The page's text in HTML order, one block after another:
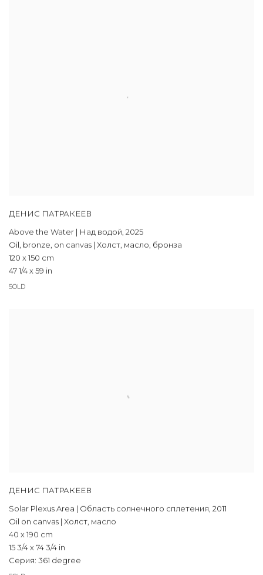
ДЕНИС ПАТРАКЕЕВ
Above the Water | Над водой, 2025
Oil, bronze, on canvas | Холст, масло, бронза
120 x 150 cm
47 1/4 x 59 in
SOLD
ДЕНИС ПАТРАКЕЕВ
Solar Plexus Area | Область солнечного сплетения, 2011
Oil on canvas | Холст, масло
40 x 190 cm
15 3/4 x 74 3/4 in
Серия: 361 degree